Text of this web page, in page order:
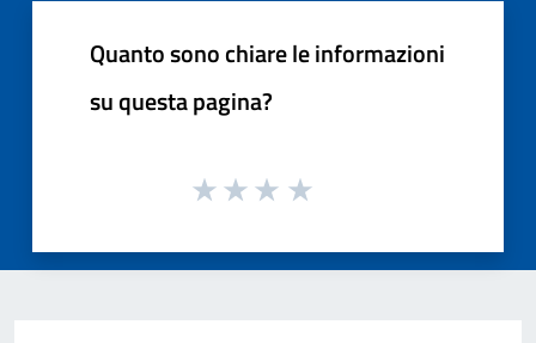
Quanto sono chiare le informazioni
su questa pagina?